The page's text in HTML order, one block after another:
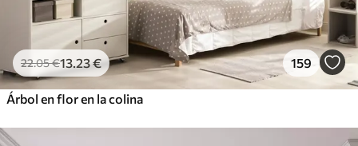
22.05€13 .23€ 159
Árbol en flor en la colina